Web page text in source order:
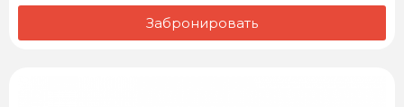
Забронировать